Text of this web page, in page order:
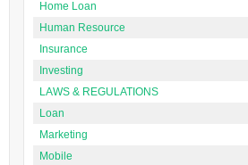
Home Loan
Human Resource
Insurance
Investing
LAWS & REGULATIONS
Loan
Marketing
Mobile